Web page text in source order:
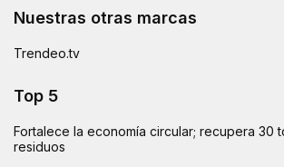
Nuestras otras marcas
Trendeo.tv
Top 5
Fortalece la economía circular; recupera 30
residuos